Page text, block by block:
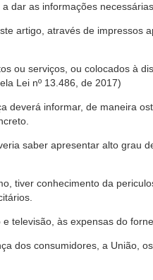
dar as informações
artigo, através de impressos
ou serviços, ou colocados à
Lei nº 13.486, de 2017)
deverá informar, de maneira
saber apresentar alto grau
tiver conhecimento da
televisão, às expensas do
dos consumidores, a União,